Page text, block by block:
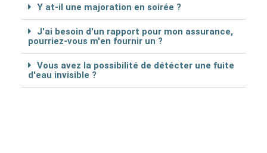
Y at-il une majoration en soirée ?
J'ai besoin d'un rapport pour mon assurance,
pourriez-vous m'en fournir un ?
Vous avez la possibilité de détécter une fuite
d'eau invisible ?